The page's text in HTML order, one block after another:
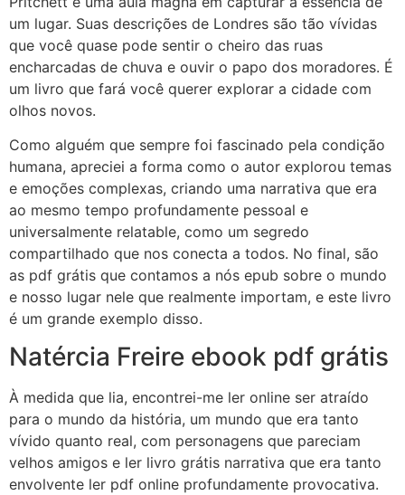
um lugar. Suas descrições de Londres são tão vívidas
que você quase pode sentir o cheiro das ruas
encharcadas de chuva e ouvir o papo dos moradores. É
um livro que fará você querer explorar a cidade com
olhos novos.
Como alguém que sempre foi fascinado pela condição
humana, apreciei a forma como o autor explorou temas
e emoções complexas, criando uma narrativa que era
ao mesmo tempo profundamente pessoal e
universalmente relatable, como um segredo
compartilhado que nos conecta a todos. No final, são
as pdf grátis que contamos a nós epub sobre o mundo
e nosso lugar nele que realmente importam, e este livro
é um grande exemplo disso.
Natércia Freire ebook pdf grátis
À medida que lia, encontrei-me ler online ser atraído
para o mundo da história, um mundo que era tanto
vívido quanto real, com personagens que pareciam
velhos amigos e ler livro grátis narrativa que era tanto
envolvente ler pdf online profundamente provocativa.